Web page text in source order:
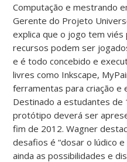
Computação e mestrando
Gerente do Projeto
explica que o jogo tem viés
recursos podem ser
e é todo concebido e
livres como Inkscape,
ferramentas para criação e
Destinado a estudantes de
protótipo deverá ser
fim de 2012. Wagner
desafios é “dosar o lúdico
ainda as possibilidades e